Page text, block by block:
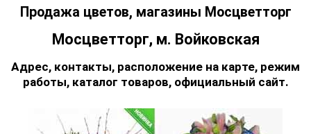
Продажа цветов, магазины Мосцветторг
Мосцветторг, м. Войковская
Адрес, контакты, расположение на карте, режим
работы, каталог товаров, официальный сайт.